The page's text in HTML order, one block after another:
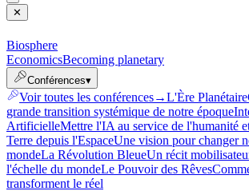
✕
Biosphere
EconomicsBecoming planetary
Conférences▾
Voir toutes les conférences→L'Ère Planétaire
grande transition systémique de notre époque
ArtificielleMettre l'IA au service de l'humanité
Terre depuis l'EspaceUne vision pour changer
mondeLa Révolution BleueUn récit
l'échelle du mondeLe Pouvoir des Rêves
transforment le réel